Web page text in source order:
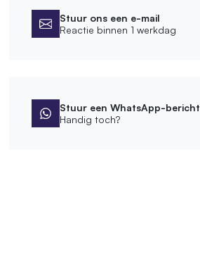
Stuur ons een e-mail
Reactie binnen 1 werkdag
Stuur een WhatsApp-bericht
Handig toch?